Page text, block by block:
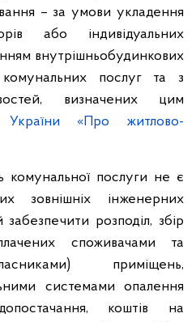
– за умови укладення
або індивідуальних
внутрішньобудинкових
послуг та з
визначених цим
України «Про житлово-
комунальної послуги не є
зовнішніх інженерних
розподіл, збір
споживачами та
приміщень,
системами опалення
коштів на